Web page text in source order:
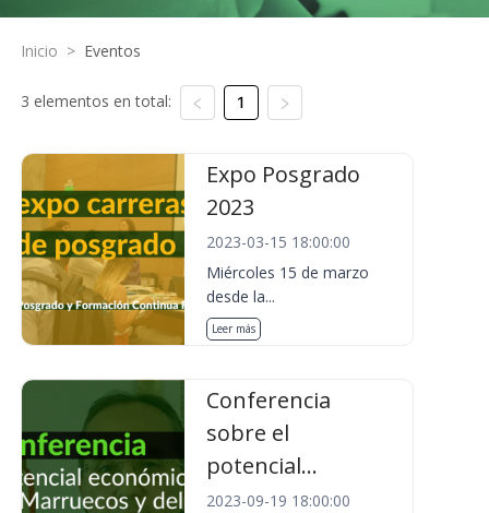
Inicio > Eventos
3 elementos en total: 1
Expo Posgrado
2023
2023-03-15 18:00:00
Miércoles 15 de marzo
desde la...
Leer más
Conferencia
sobre el
potencial...
2023-09-19 18:00:00